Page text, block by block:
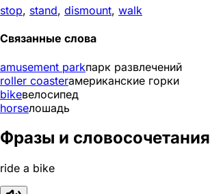
stop, stand, dismount, walk
Связанные слова
amusement parkпарк развлечений
roller coasterамериканские горки
bikeвелосипед
horseлошадь
Фразы и словосочетания
ride a bike